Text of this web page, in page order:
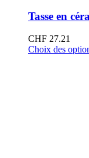
Tasse en
CHF 27.21
Choix des